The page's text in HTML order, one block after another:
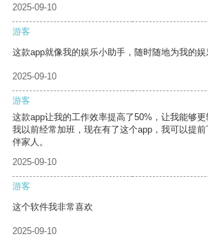
2025-09-10
游客
这款app就像我的娱乐小助手，随时随地为我的娱
2025-09-10
游客
这款app让我的工作效率提高了50%，让我能够更
我以前经常加班，现在有了这个app，我可以提
伴家人。
2025-09-10
游客
这个软件我非常喜欢
2025-09-10